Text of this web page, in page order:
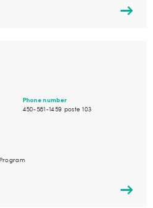
Phone number
450-581-1459 poste 103